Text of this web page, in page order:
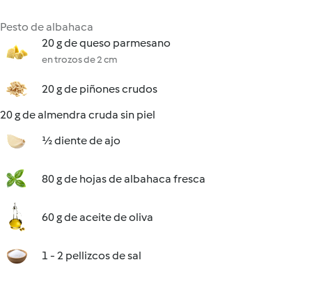
Pesto de albahaca
20 g de queso parmesano
en trozos de 2 cm
20 g de piñones crudos
20 g de almendra cruda sin piel
½ diente de ajo
80 g de hojas de albahaca fresca
60 g de aceite de oliva
1 - 2 pellizcos de sal